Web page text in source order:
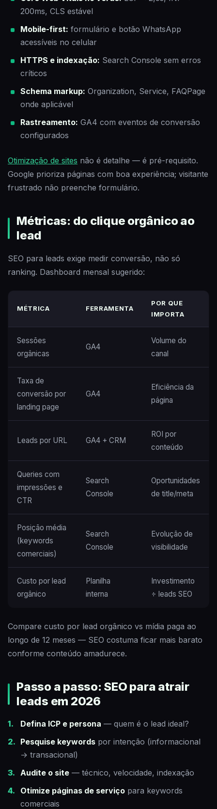
200ms, CLS estável
Mobile-first: formulário e botão WhatsApp
acessíveis no celular
HTTPS e indexação: Search Console sem erros
críticos
Schema markup: Organization, Service, FAQPage
onde aplicável
Rastreamento: GA4 com eventos de conversão
configurados
Otimização de sites não é detalhe — é pré-requisito.
Google prioriza páginas com boa experiência; visitante
frustrado não preenche formulário.
Métricas: do clique orgânico ao
lead
SEO para leads exige medir conversão, não só
ranking. Dashboard mensal sugerido:
MÉTRICA FERRAMENTA
POR QUE
IMPORTA
Sessões
orgânicas
GA4
Volume do
canal
Taxa de
conversão por
landing page
GA4
Eficiência da
página
Leads por URL GA4 + CRM
ROI por
conteúdo
Queries com
impressões e
CTR
Search
Console
Oportunidades
de title/meta
Posição média
(keywords
comerciais)
Search
Console
Evolução de
visibilidade
Custo por lead
orgânico
Planilha
interna
Investimento
÷ leads SEO
Compare custo por lead orgânico vs mídia paga ao
longo de 12 meses — SEO costuma ficar mais barato
conforme conteúdo amadurece.
Passo a passo: SEO para atrair
leads em 2026
Defina ICP e persona — quem é o lead ideal?
Pesquise keywords por intenção (informacional
→ transacional)
Audite o site — técnico, velocidade, indexação
Otimize páginas de serviço para keywords
comerciais